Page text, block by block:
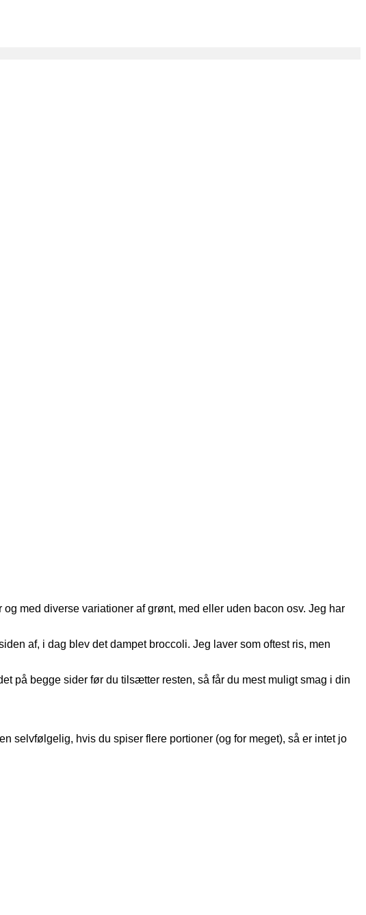
med diverse variationer af grønt, med eller uden bacon osv. Jeg har
af, i dag blev det dampet broccoli. Jeg laver som oftest ris, men
på begge sider før du tilsætter resten, så får du mest muligt smag i din
selvfølgelig, hvis du spiser flere portioner (og for meget), så er intet jo